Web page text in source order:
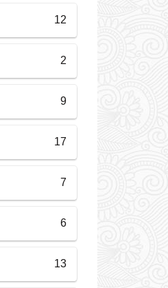
12
2
9
17
7
6
13